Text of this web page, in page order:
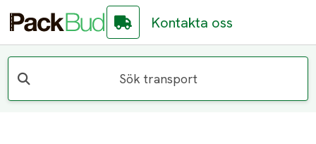
Kontakta oss
Sök transport